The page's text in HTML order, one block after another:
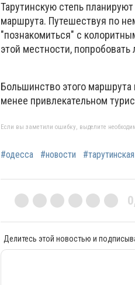
Тарутинскую степь
маршрута. Путешествуя по
"познакомиться" с
этой местности,
Большинство этого
менее привлекательном
Если вы заметили ошибку, выделите
#одесса #новости
Делитесь этой новостью и